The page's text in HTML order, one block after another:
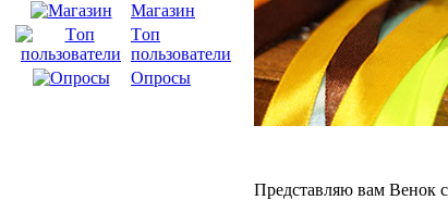
Магазин
Tоп
пользователи
Опросы
Представляю вам Венок